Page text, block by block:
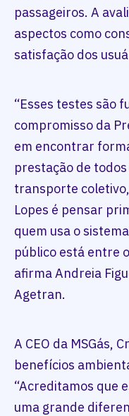
passageiros. A
aspectos como
satisfação dos
“Esses testes são
compromisso da
em encontrar
prestação de
transporte
Lopes é pensar
quem usa o
público está entre
afirma Andreia
Agetran.
A CEO da MSGás,
benefícios
“Acreditamos que
uma grande